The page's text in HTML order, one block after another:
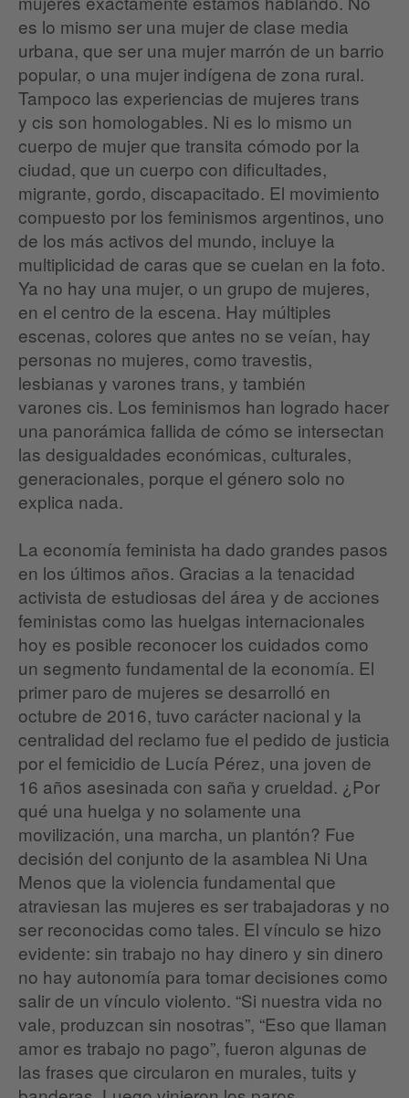
es lo mismo ser una mujer de clase media
urbana, que ser una mujer marrón de un barrio
popular, o una mujer indígena de zona rural.
Tampoco las experiencias de mujeres trans
y cis son homologables. Ni es lo mismo un
cuerpo de mujer que transita cómodo por la
ciudad, que un cuerpo con dificultades,
migrante, gordo, discapacitado. El movimiento
compuesto por los feminismos argentinos, uno
de los más activos del mundo, incluye la
multiplicidad de caras que se cuelan en la foto.
Ya no hay una mujer, o un grupo de mujeres,
en el centro de la escena. Hay múltiples
escenas, colores que antes no se veían, hay
personas no mujeres, como travestis,
lesbianas y varones trans, y también
varones cis. Los feminismos han logrado hacer
una panorámica fallida de cómo se intersectan
las desigualdades económicas, culturales,
generacionales, porque el género solo no
explica nada.
La economía feminista ha dado grandes pasos
en los últimos años. Gracias a la tenacidad
activista de estudiosas del área y de acciones
feministas como las huelgas internacionales
hoy es posible reconocer los cuidados como
un segmento fundamental de la economía. El
primer paro de mujeres se desarrolló en
octubre de 2016, tuvo carácter nacional y la
centralidad del reclamo fue el pedido de justicia
por el femicidio de Lucía Pérez, una joven de
16 años asesinada con saña y crueldad. ¿Por
qué una huelga y no solamente una
movilización, una marcha, un plantón? Fue
decisión del conjunto de la asamblea Ni Una
Menos que la violencia fundamental que
atraviesan las mujeres es ser trabajadoras y no
ser reconocidas como tales. El vínculo se hizo
evidente: sin trabajo no hay dinero y sin dinero
no hay autonomía para tomar decisiones como
salir de un vínculo violento. “Si nuestra vida no
vale, produzcan sin nosotras”, “Eso que llaman
amor es trabajo no pago”, fueron algunas de
las frases que circularon en murales, tuits y